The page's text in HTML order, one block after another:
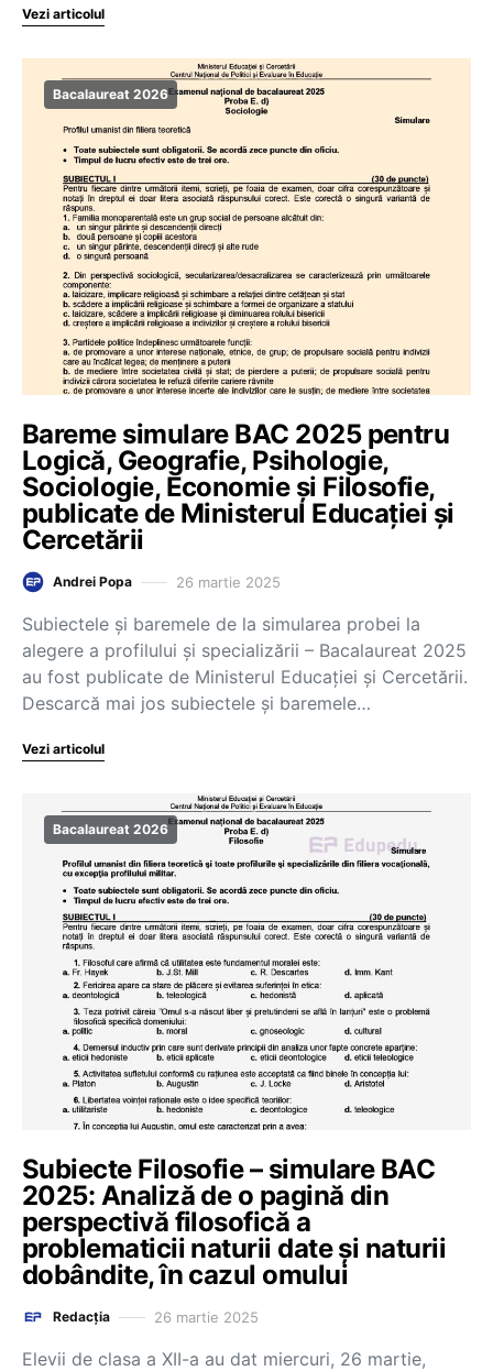
Vezi articolul
Bacalaureat 2026
Bareme simulare BAC 2025 pentru
Logică, Geografie, Psihologie,
Sociologie, Economie și Filosofie,
publicate de Ministerul Educației și
Cercetării
Andrei Popa 26 martie 2025
Subiectele și baremele de la simularea probei la
alegere a profilului și specializării – Bacalaureat 2025
au fost publicate de Ministerul Educației și Cercetării.
Descarcă mai jos subiectele și baremele…
Vezi articolul
Bacalaureat 2026
Subiecte Filosofie – simulare BAC
2025: Analiză de o pagină din
perspectivă filosofică a
problematicii naturii date și naturii
dobândite, în cazul omului
Redacția 26 martie 2025
Elevii de clasa a XII-a au dat miercuri, 26 martie,